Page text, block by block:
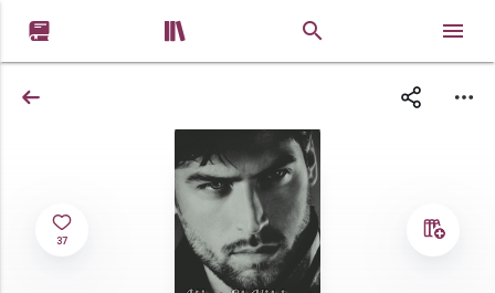
 
37